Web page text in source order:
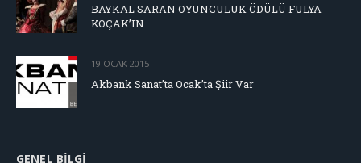
BAYKAL SARAN OYUNCULUK ÖDÜLÜ FULYA
KOÇAK’IN…
19 OCAK 2015
Akbank Sanat’ta Ocak’ta Şiir Var
GENEL BILGI